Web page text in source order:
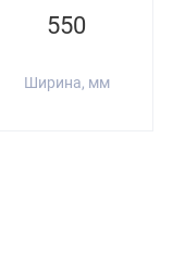
550
Ширина, мм